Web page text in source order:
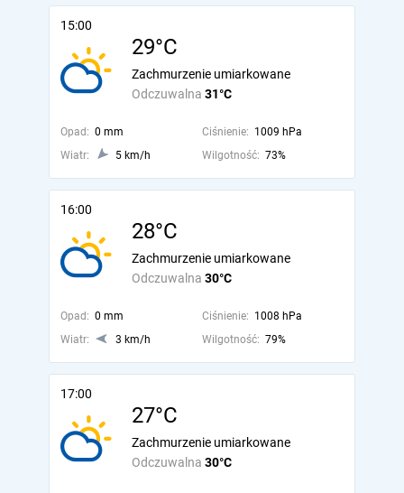
15:00
29°C
Odczuwalna 31°C
Zachmurzenie umiarkowane
Opad: 0 mm Ciśnienie: 1009 hPa
Wiatr:
5 km/h Wilgotność: 73%
16:00
28°C
Odczuwalna 30°C
Zachmurzenie umiarkowane
Opad: 0 mm Ciśnienie: 1008 hPa
Wiatr:
3 km/h Wilgotność: 79%
17:00
27°C
Odczuwalna 30°C
Zachmurzenie umiarkowane